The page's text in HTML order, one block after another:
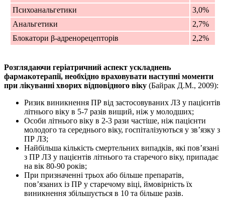
Психоанальгетики
3,0%
Анальгетики
2,7%
Блокатори β-адренорецепторів
2,2%
Розглядаючи геріатричний аспект ускладнень
фармакотерапії, необхідно враховувати наступні моменти
при лікуванні хворих відповідного віку (Байрак Д.М., 2009):
Ризик виникнення ПР від застосовуваних ЛЗ у пацієнтів
літнього віку в 5-7 разів вищий, ніж у молодших;
Особи літнього віку в 2-3 рази частіше, ніж пацієнти
молодого та середнього віку, госпіталізуються у зв’язку з
ПР ЛЗ;
Найбільша кількість смертельних випадків, які пов’язані
з ПР ЛЗ у пацієнтів літнього та старечого віку, припадає
на вік 80-90 років;
При призначенні трьох або більше препаратів,
пов’язаних із ПР у старечому віці, ймовірність їх
виникнення збільшується в 10 та більше разів.